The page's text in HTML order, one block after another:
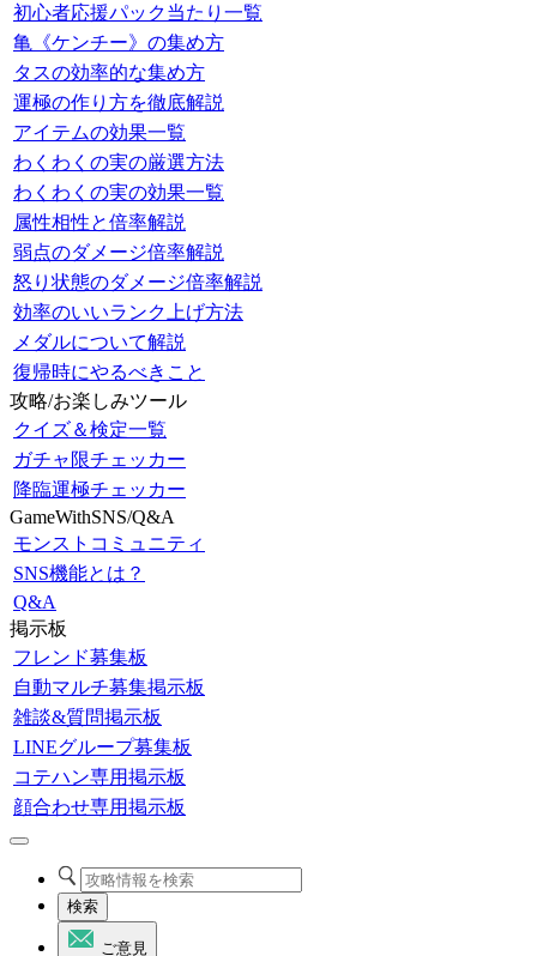
初心者応援パック当たり一覧
亀《ケンチー》の集め方
タスの効率的な集め方
運極の作り方を徹底解説
アイテムの効果一覧
わくわくの実の厳選方法
わくわくの実の効果一覧
属性相性と倍率解説
弱点のダメージ倍率解説
怒り状態のダメージ倍率解説
効率のいいランク上げ方法
メダルについて解説
復帰時にやるべきこと
攻略/お楽しみツール
クイズ＆検定一覧
ガチャ限チェッカー
降臨運極チェッカー
GameWithSNS/Q&A
モンストコミュニティ
SNS機能とは？
Q&A
掲示板
フレンド募集板
自動マルチ募集掲示板
雑談&質問掲示板
LINEグループ募集板
コテハン専用掲示板
顔合わせ専用掲示板
検索
ご意見